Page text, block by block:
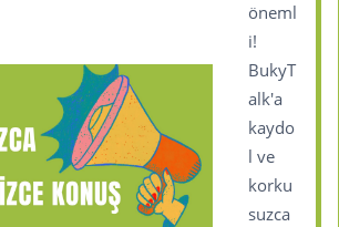
öneml
i!
BukyT
alk'a
kaydo
l ve
korku
suzca